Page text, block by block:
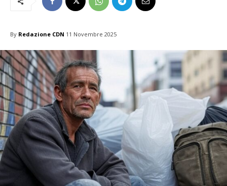
By Redazione CDN 11 Novembre 2025